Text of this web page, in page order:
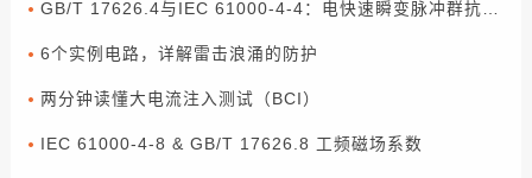
6个实例电路，详解雷击浪涌的防护
两分钟读懂大电流注入测试（BCI）
IEC 61000-4-8 & GB/T 17626.8 工频磁场系数